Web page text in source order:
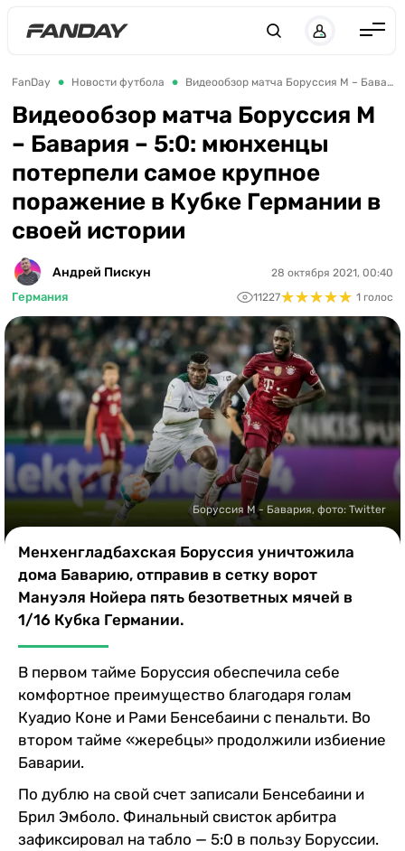
Англия
Испания
Германия
Италия
Франция
Украина
ЛЧ
ЛЕ
ЧЕ-2028
Букмекеры
Казино
FanDay Новости футбола Видеообзор матча Боруссия М – Бавария – 5:0: мюнхенцы потерпели самое крупное поражение в Кубке Германии в своей истории
Видеообзор матча Боруссия М
– Бавария – 5:0: мюнхенцы
потерпели самое крупное
поражение в Кубке Германии в
своей истории
Андрей Пискун
Германия
28 октября 2021, 00:40
11227★★★★★
★★★★★ 1 голос
Боруссия М - Бавария, фото: Twitter
Менхенгладбахская Боруссия уничтожила
дома Баварию, отправив в сетку ворот
Мануэля Нойера пять безответных мячей в
1/16 Кубка Германии.
В первом тайме Боруссия обеспечила себе
комфортное преимущество благодаря голам
Куадио Коне и Рами Бенсебаини с пенальти. Во
втором тайме «жеребцы» продолжили избиение
Баварии.
По дублю на свой счет записали Бенсебаини и
Брил Эмболо. Финальный свисток арбитра
зафиксировал на табло — 5:0 в пользу Боруссии.